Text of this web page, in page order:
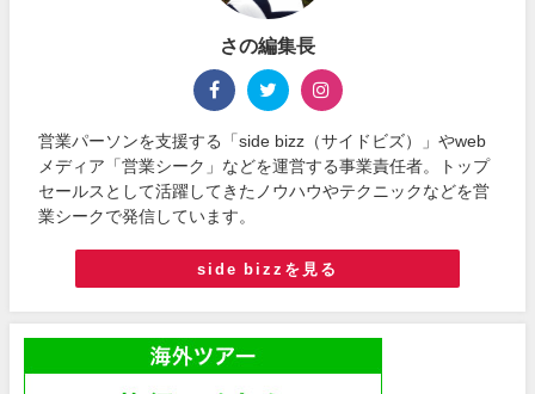
さの編集長
営業パーソンを支援する「side bizz（サイドビズ）」やweb
メディア「営業シーク」などを運営する事業責任者。トップ
セールスとして活躍してきたノウハウやテクニックなどを営
業シークで発信しています。
side bizzを見る